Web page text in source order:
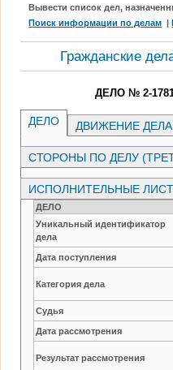
Вывести список дел,
Поиск информации по делам |
Гражданские
ДЕЛО № 2-
ДЕЛО ДВИЖЕНИЕ ДЕЛА
СТОРОНЫ ПО ДЕЛУ
ИСПОЛНИТЕЛЬНЫЕ
ДЕЛО
Уникальный идентификатор
дела
Дата поступления
Категория дела
Судья
Дата рассмотрения
Результат рассмотрения